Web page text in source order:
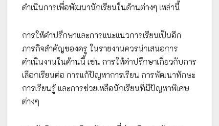
ดำเนินการเพื่อพัฒนานักเรียนในด้านต่างๆ เหล่านี้
การให้คำปรึกษาและการแนะแนวการเรียนเป็นอีก
ภารกิจสำคัญของครู ในรายงานควรนำเสนอการ
ดำเนินงานในด้านนี้ เช่น การให้คำปรึกษาเกี่ยวกับการ
เลือกเรียนต่อ การแก้ปัญหาการเรียน การพัฒนาทักษะ
การเรียนรู้ และการช่วยเหลือนักเรียนที่มีปัญหาพิเศษ
ต่างๆ